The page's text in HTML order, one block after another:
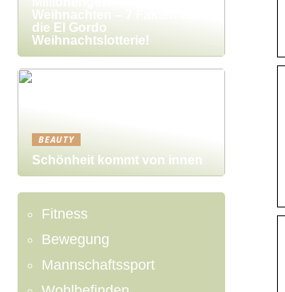
Weihnachten – 7 Fakten über
die El Gordo
Weihnachtslotterie!
BEAUTY
Schönheit kommt von innen
Fitness
Bewegung
Mannschaftssport